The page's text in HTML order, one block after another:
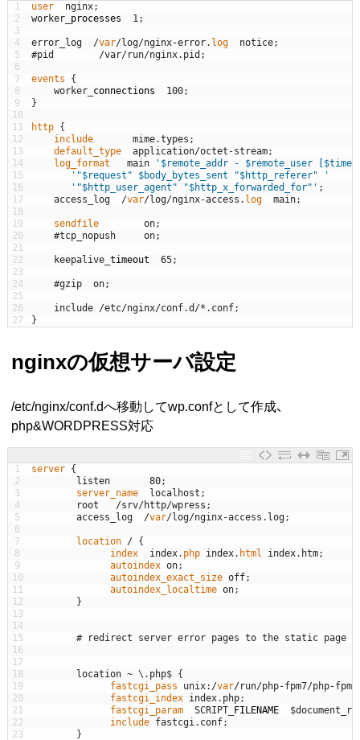
1
2
3
4
5
6
7
8
9
10
11
12
13
14
15
16
17
18
19
20
21
22
23
24
25
26
27
user nginx;
worker_ processes 1;
error_log /var/log/nginx-error. log notice;
#pid        /var/run/nginx.pid;
events
{
worker_ connections 100;
}
http {
include mime.types ;
default_type application/octet -stream;
log_format main
'$remote_addr - $remote_user
'"$request" $body_bytes_sent "$http_referer" '
'"$http_user_agent" "$http_x_forwarded_for"' ;
access_log
/var/log/nginx-access . log main;
sendfile on;
#tcp_nopush     on;
keepalive_ timeout 65;
#gzip  on;
include /etc/nginx/conf.d /* . conf;
}
nginxの仮想サーバ設定
/etc/nginx/conf.dへ移動してwp.confとして作成、
php&WORDPRESS対応
1
2
3
4
5
6
7
8
9
10
11
12
13
14
15
16
17
18
19
20
21
22
23
server {
listen
80;
server_name
localhost ;
root
/srv/http/wpress ;
access_log
/var/log/nginx-access . log;
location / {
index index. php index. html index. htm;
autoindex on;
autoindex_exact_size off;
autoindex_localtime on;
}
# redirect server error pages to the static page /
location ~ \ . php$ {
fastcgi_pass unix: /var/run/php-fpm7/php-fpm.
fastcgi_index index. php;
fastcgi_param SCRIPT_ FILENAME $
include fastcgi. conf;
}